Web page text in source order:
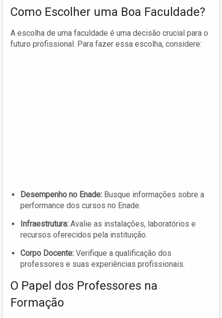
Como Escolher uma Boa Faculdade?
A escolha de uma faculdade é uma decisão crucial para o
futuro profissional. Para fazer essa escolha, considere:
Desempenho no Enade: Busque informações sobre a
performance dos cursos no Enade.
Infraestrutura: Avalie as instalações, laboratórios e
recursos oferecidos pela instituição.
Corpo Docente: Verifique a qualificação dos
professores e suas experiências profissionais.
O Papel dos Professores na
Formação